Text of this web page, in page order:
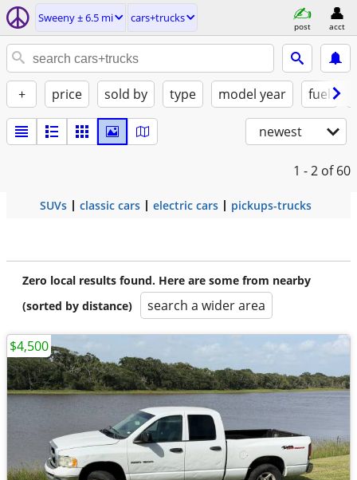
Sweeny ± 6.5 mi cars+trucks
post acct
+ price sold by type model year fuel
newest
1 - 2 of 60
SUVs classic cars electric cars pickups-trucks
Zero local results found. Here are some from nearby
(sorted by distance)
search a wider area
$4,500